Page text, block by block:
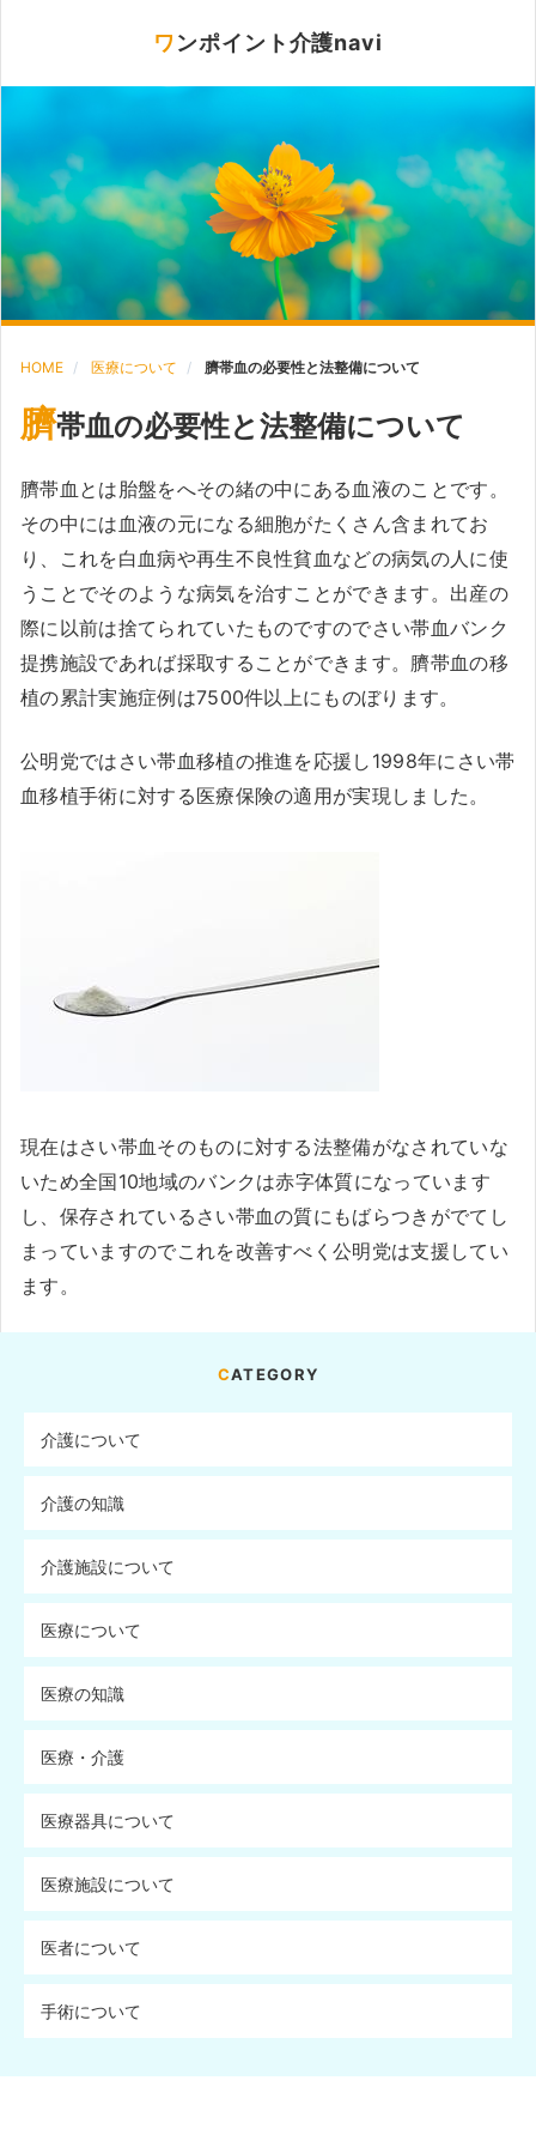
ワンポイント介護navi
HOME 医療について 臍帯血の必要性と法整備について
臍帯血の必要性と法整備について
臍帯血とは胎盤をへその緒の中にある血液のことです。
その中には血液の元になる細胞がたくさん含まれてお
り、これを白血病や再生不良性貧血などの病気の人に使
うことでそのような病気を治すことができます。出産の
際に以前は捨てられていたものですのでさい帯血バンク
提携施設であれば採取することができます。臍帯血の移
植の累計実施症例は7500件以上にものぼります。
公明党ではさい帯血移植の推進を応援し1998年にさい帯
血移植手術に対する医療保険の適用が実現しました。
現在はさい帯血そのものに対する法整備がなされていな
いため全国10地域のバンクは赤字体質になっています
し、保存されているさい帯血の質にもばらつきがでてし
まっていますのでこれを改善すべく公明党は支援してい
ます。
CATEGORY
介護について
介護の知識
介護施設について
医療について
医療の知識
医療・介護
医療器具について
医療施設について
医者について
手術について